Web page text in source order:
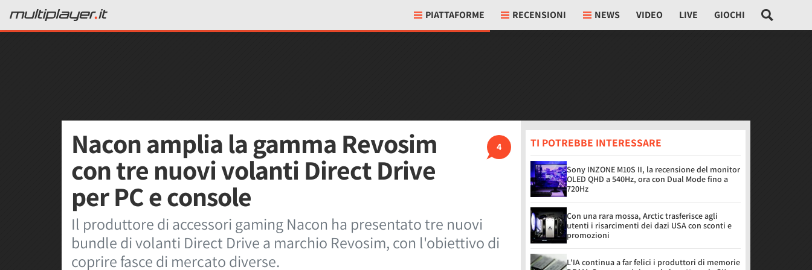
PIATTAFORME RECENSIONI NEWS VIDEO LIVE GIOCHI
4
Nacon amplia la gamma Revosim
con tre nuovi volanti Direct Drive
per PC e console
Il produttore di accessori gaming Nacon ha presentato tre nuovi
bundle di volanti Direct Drive a marchio Revosim, con l'obiettivo di
coprire fasce di mercato diverse.
TI POTREBBE INTERESSARE
Sony INZONE M10S II, la recensione del monitor
OLED QHD a 540Hz, ora con Dual Mode fino a
720Hz
Con una rara mossa, Arctic trasferisce agli
utenti i risarcimenti dei dazi USA con sconti e
promozioni
L'IA continua a far felici i produttori di memorie